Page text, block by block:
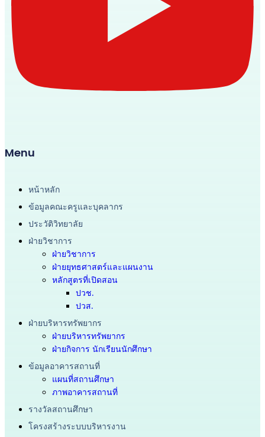
ประวัติวิทยาลัย
ฝ่ายวิชาการ
ฝ่ายยุทธศาสตร์และแผนงาน
หลักสูตรที่เปิดสอน
ปวช.
ปวส.
ฝ่ายบริหารทรัพยากร
ฝ่ายกิจการ นักเรียนนักศึกษา
แผนที่สถานศึกษา
ภาพอาคารสถานที่